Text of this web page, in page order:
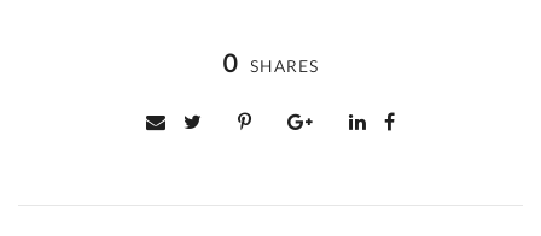
0 SHARES